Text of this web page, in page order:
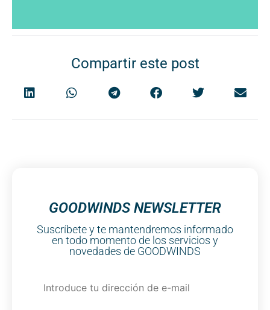
Compartir este post
GOODWINDS NEWSLETTER
Suscríbete y te mantendremos informado
en todo momento de los servicios y
novedades de GOODWINDS